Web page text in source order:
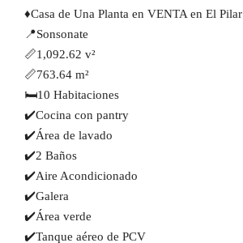
♦️Casa de Una Planta en VENTA en El Pilar
📍Sonsonate
📏1,092.62 v²
📏763.64 m²
🛏️10 Habitaciones
✔️Cocina con pantry
✔️Área de lavado
✔️2 Baños
✔️Aire Acondicionado
✔️Galera
✔️Área verde
✔️Tanque aéreo de PCV